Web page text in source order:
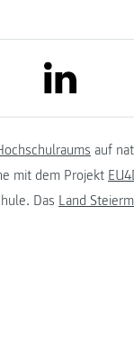
link to
auf
mit dem Projekt
Das Land